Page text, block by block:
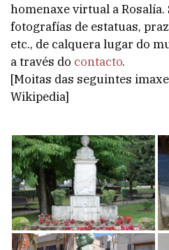
homenaxe virtual a
fotografías de estatuas,
etc., de calquera lugar do
a través do contacto.
[Moitas das seguintes
Wikipedia]